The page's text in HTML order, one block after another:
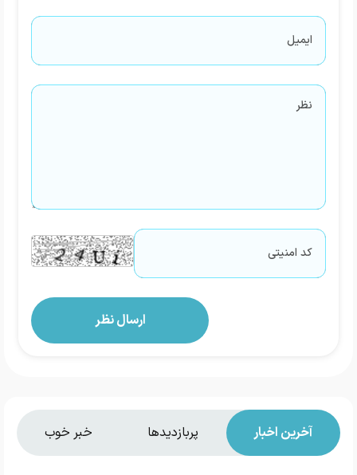
آخرین اخبار پربازدیدها خبر خوب